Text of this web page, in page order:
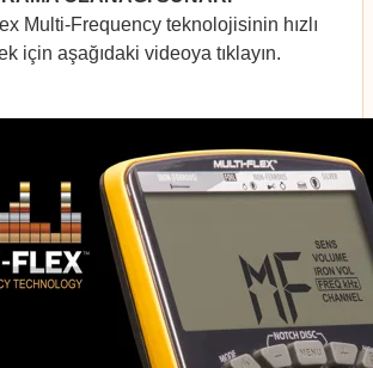
Multi-Frequency teknolojisinin hızlı
için aşağıdaki videoya tıklayın.